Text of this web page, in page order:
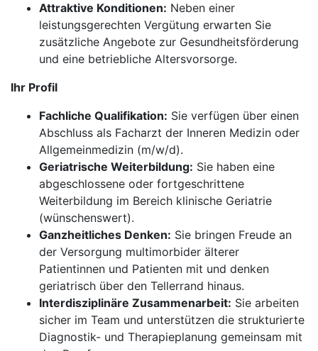
Attraktive Konditionen: Neben einer
leistungsgerechten Vergütung erwarten Sie
zusätzliche Angebote zur Gesundheitsförderung
und eine betriebliche Altersvorsorge.
Ihr Profil
Fachliche Qualifikation: Sie verfügen über einen
Abschluss als Facharzt der Inneren Medizin oder
Allgemeinmedizin (m/w/d).
Geriatrische Weiterbildung: Sie haben eine
abgeschlossene oder fortgeschrittene
Weiterbildung im Bereich klinische Geriatrie
(wünschenswert).
Ganzheitliches Denken: Sie bringen Freude an
der Versorgung multimorbider älterer
Patientinnen und Patienten mit und denken
geriatrisch über den Tellerrand hinaus.
Interdisziplinäre Zusammenarbeit: Sie arbeiten
sicher im Team und unterstützen die strukturierte
Diagnostik- und Therapieplanung gemeinsam mit